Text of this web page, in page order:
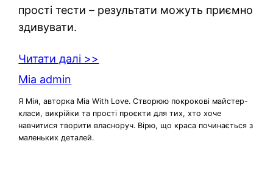
прості тести – результати можуть приємно
здивувати.
Читати далі >>
Mia admin
Я Мія, авторка Mia With Love. Створюю покрокові майстер-
класи, викрійки та прості проєкти для тих, хто хоче
навчитися творити власноруч. Вірю, що краса починається з
маленьких деталей.